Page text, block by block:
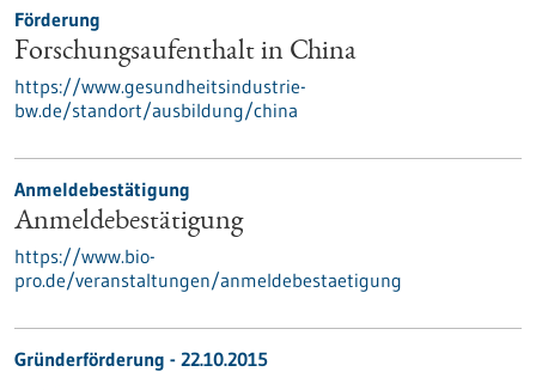
Förderung
Forschungsaufenthalt in China
https://www.gesundheitsindustrie-
bw.de/standort/ausbildung/china
Anmeldebestätigung
Anmeldebestätigung
https://www.bio-
pro.de/veranstaltungen/anmeldebestaetigung
Gründerförderung - 22.10.2015